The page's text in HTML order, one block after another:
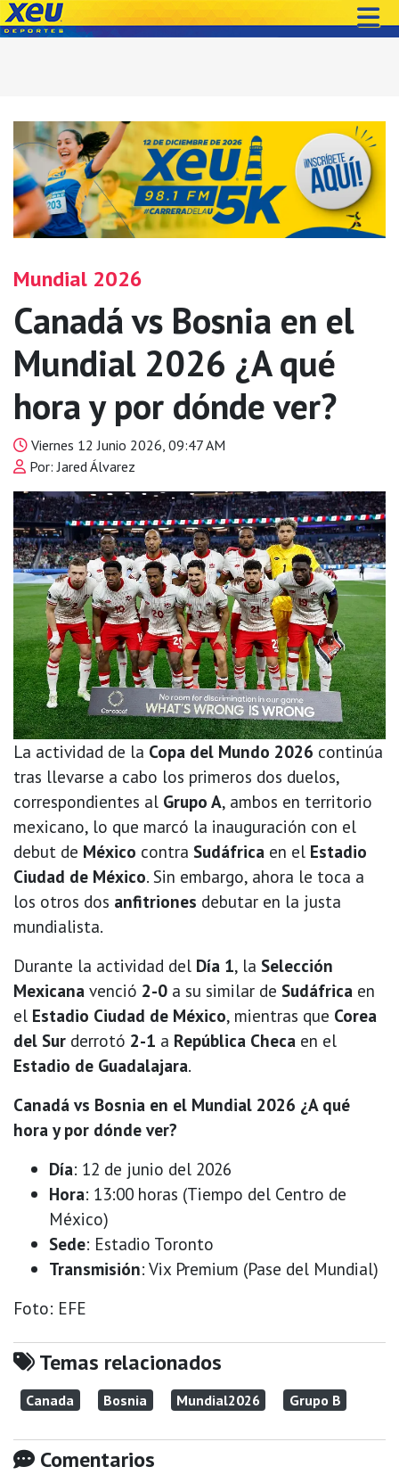
Mundial 2026
Canadá vs Bosnia en el
Mundial 2026 ¿A qué
hora y por dónde ver?
Viernes 12 Junio 2026, 09:47 AM
Por: Jared Álvarez
La actividad de la Copa del Mundo 2026 continúa
tras llevarse a cabo los primeros dos duelos,
correspondientes al Grupo A, ambos en territorio
mexicano, lo que marcó la inauguración con el
debut de México contra Sudáfrica en el Estadio
Ciudad de México. Sin embargo, ahora le toca a
los otros dos anfitriones debutar en la justa
mundialista.
Durante la actividad del Día 1, la Selección
Mexicana venció 2-0 a su similar de Sudáfrica en
el Estadio Ciudad de México, mientras que Corea
del Sur derrotó 2-1 a República Checa en el
Estadio de Guadalajara.
Canadá vs Bosnia en el Mundial 2026 ¿A qué
hora y por dónde ver?
Día: 12 de junio del 2026
Hora: 13:00 horas (Tiempo del Centro de
México)
Sede: Estadio Toronto
Transmisión: Vix Premium (Pase del Mundial)
Foto: EFE
Temas relacionados
Canada Bosnia Mundial2026 Grupo B
Comentarios